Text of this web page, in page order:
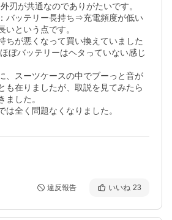
刃が共通なのでありがたいです。
バッテリー長持ち⇒充電頻度が低い
という点です。
ちが悪くなって買い換えていました
ぼバッテリーはヘタっていない感じ
、スーツケースの中でブーっと音が
も在りましたが、取説を見てみたら
ました。
は全く問題なくなりました。
違反報告 いいね 23